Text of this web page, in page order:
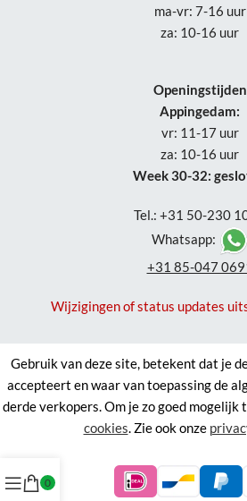
ma-vr: 7-16 uur
za: 10-16 uur
Openingstijden
Appingedam:
vr: 11-17 uur
za: 10-16 uur
Week 30-32:
Tel.: +31 50-230
Whatsapp:
+31 85-047
Wijzigingen of status updates
Gebruik van deze site, betekent dat je
accepteert en waar van toepassing de
derde verkopers. Om je zo goed
cookies. Zie ook onze
0